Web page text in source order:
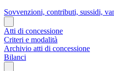
Sovvenzioni, contributi, sussidi,
Atti di concessione
Criteri e modalità
Archivio atti di concessione
Bilanci